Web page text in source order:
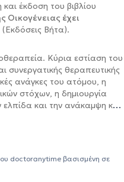
έκδοση του βιβλίου
Οικογένειας έχει
(Εκδόσεις Βήτα).
Κύρια εστίαση του
συνεργατικής θεραπευτικής
ανάγκες του ατόμου, η
στόχων, η δημιουργία
και την ανάκαμψη και
των ανθρώπων.
doctoranytime βασισμένη σε